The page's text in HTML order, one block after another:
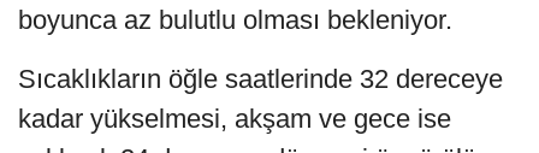
boyunca az bulutlu olması bekleniyor.
Sıcaklıkların öğle saatlerinde 32 dereceye
kadar yükselmesi, akşam ve gece ise